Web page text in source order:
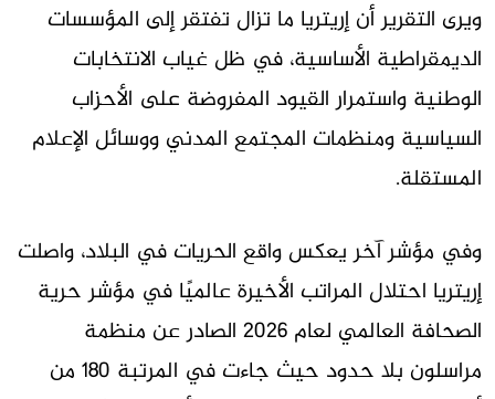
ويرى التقرير أن إريتريا ما تزال تفتقر إلى المؤسسات
الديمقراطية الأساسية، في ظل غياب الانتخابات
الوطنية واستمرار القيود المفروضة على الأحزاب
السياسية ومنظمات المجتمع المدني ووسائل الإعلام
المستقلة.
وفي مؤشر آخر يعكس واقع الحريات في البلاد، واصلت
إريتريا احتلال المراتب الأخيرة عالميًا في مؤشر حرية
الصحافة العالمي لعام 2026 الصادر عن منظمة
مراسلون بلا حدود حيث جاءت في المرتبة 180 من